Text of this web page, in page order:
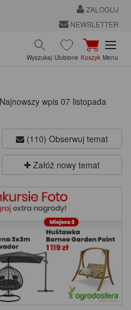
ZALOGUJ
NEWSLETTER
Wyszukaj Ulubione Koszyk Menu
wpis 07 listopada
(110) Obserwuj temat
Załóż nowy temat